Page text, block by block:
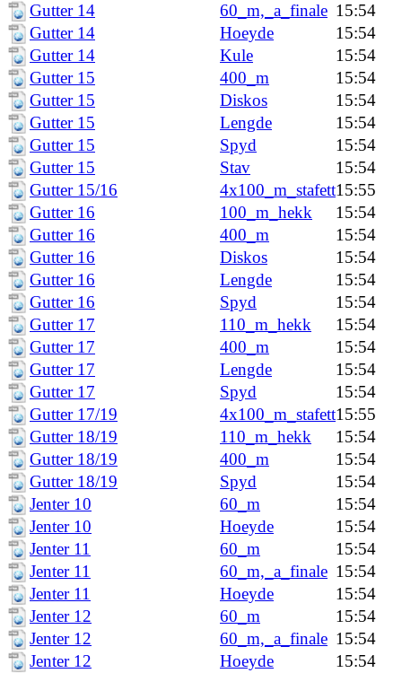
Gutter 14
60_m,_a_finale 15:54
Gutter 14
Hoeyde
15:54
Gutter 14
Kule
15:54
Gutter 15
400_m
15:54
Gutter 15
Diskos
15:54
Gutter 15
Lengde
15:54
Gutter 15
Spyd
15:54
Gutter 15
Stav
15:54
Gutter 15/16
4x100_m_stafett15:55
Gutter 16
100_m_hekk
15:54
Gutter 16
400_m
15:54
Gutter 16
Diskos
15:54
Gutter 16
Lengde
15:54
Gutter 16
Spyd
15:54
Gutter 17
110_m_hekk
15:54
Gutter 17
400_m
15:54
Gutter 17
Lengde
15:54
Gutter 17
Spyd
15:54
Gutter 17/19
4x100_m_stafett15:55
Gutter 18/19
110_m_hekk
15:54
Gutter 18/19
400_m
15:54
Gutter 18/19
Spyd
15:54
Jenter 10
60_m
15:54
Jenter 10
Hoeyde
15:54
Jenter 11
60_m
15:54
Jenter 11
60_m,_a_finale 15:54
Jenter 11
Hoeyde
15:54
Jenter 12
60_m
15:54
Jenter 12
60_m,_a_finale 15:54
Jenter 12
Hoeyde
15:54